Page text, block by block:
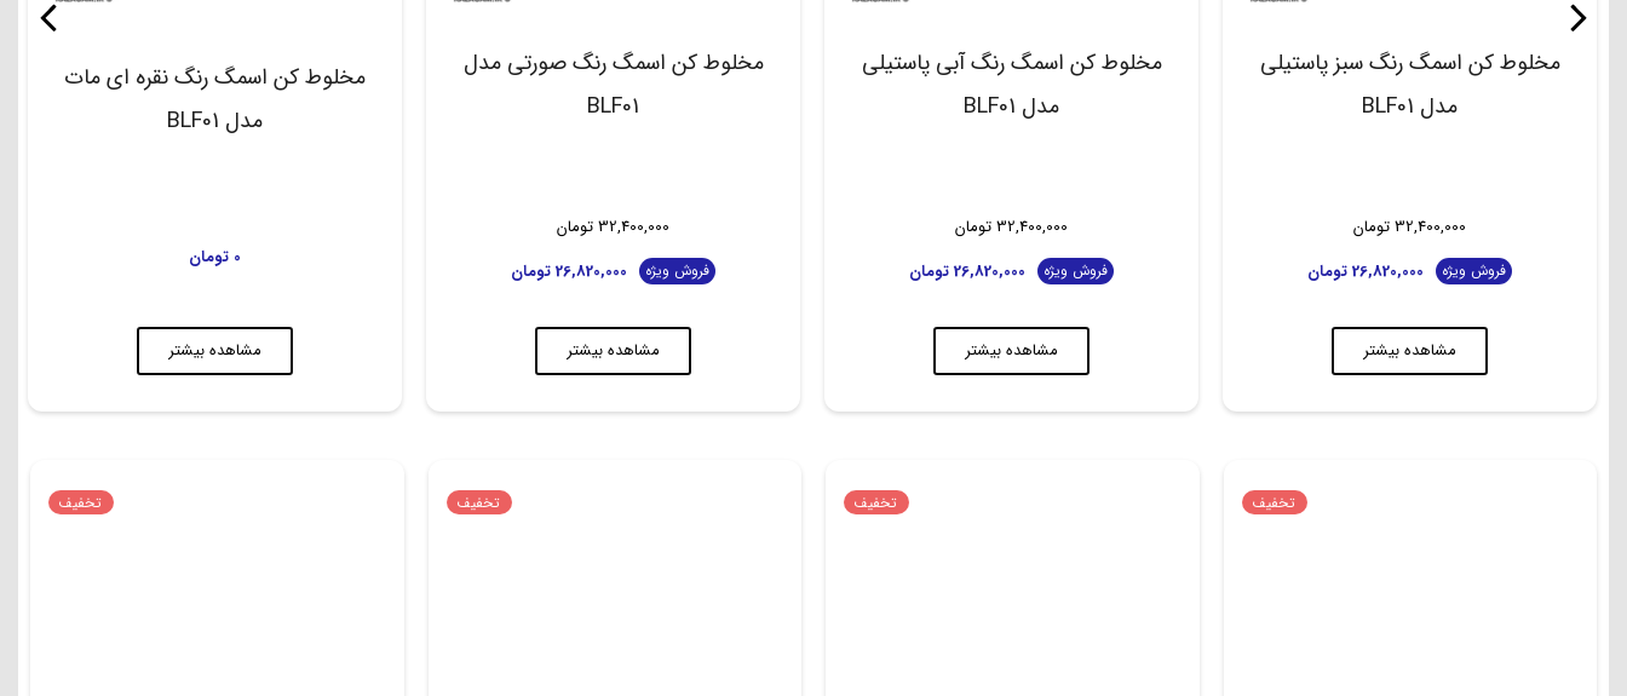
مخلوط کن اسمگ رنگ سبز پاستیلی
مدل BLF01
32,400,000تومان
فروش ویژه 26,820,000تومان
مشاهده بیشتر
مخلوط کن اسمگ رنگ آبی پاستیلی
مدل BLF01
32,400,000تومان
فروش ویژه 26,820,000تومان
مشاهده بیشتر
مخلوط کن اسمگ رنگ صورتی مدل
BLF01
32,400,000تومان
فروش ویژه 26,820,000تومان
مشاهده بیشتر
مخلوط کن اسمگ رنگ نقره ای مات
مدل BLF01
0 تومان
مشاهده بیشتر
تخفیف تخفیف تخفیف تخفیف